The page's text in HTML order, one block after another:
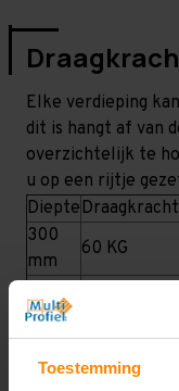
Toestemming
Elke verdieping
dit is hangt af van
overzichtelijk te
u op een rijtje
Diepte Draagkracht
300
mm
60 KG
mm
500
mm